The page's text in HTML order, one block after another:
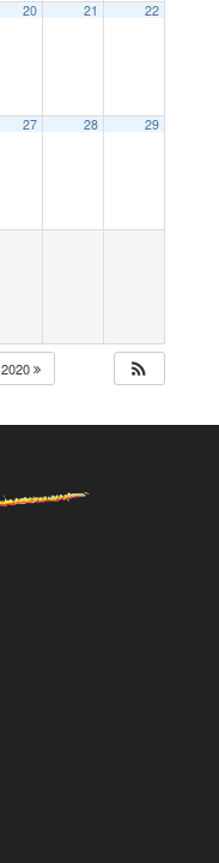
20 21 22
27 28 29
2020